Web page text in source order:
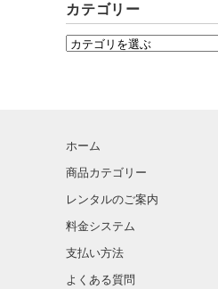
カテゴリー
ホーム
商品カテゴリー
レンタルのご案内
料金システム
支払い方法
よくある質問